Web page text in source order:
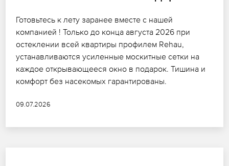
Готовьтесь к лету заранее вместе с нашей
компанией ! Только до конца августа 2026 при
остеклении всей квартиры профилем Rehau,
устанавливаются усиленные москитные сетки на
каждое открывающееся окно в подарок. Тишина и
комфорт без насекомых гарантированы.
09.07.2026